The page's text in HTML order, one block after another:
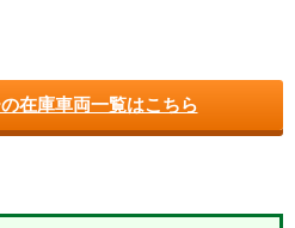
在庫車両一覧はこちら